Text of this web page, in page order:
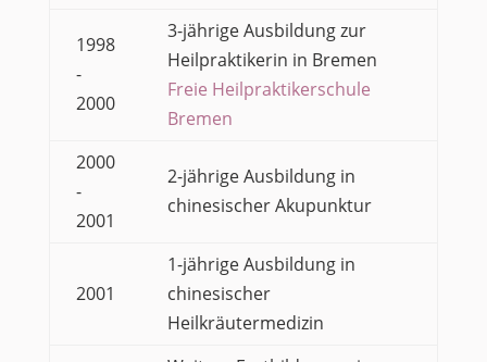
1998
-
2000
3-jährige Ausbildung zur
Heilpraktikerin in Bremen
Freie Heilpraktikerschule
Bremen
2000
-
2001
2-jährige Ausbildung in
chinesischer Akupunktur
2001
1-jährige Ausbildung in
chinesischer
Heilkräutermedizin